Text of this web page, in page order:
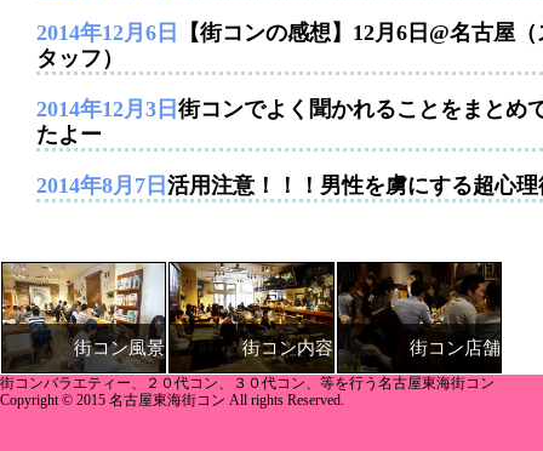
2014年12月6日
【街コンの感想】12月6日@名古屋（
タッフ）
2014年12月3日 街コンでよく聞かれることをまとめ
たよー
2014年8月7日 活用注意！！！男性を虜にする超心理
街コン風景 街コン内容 街コン店舗
街コンバラエティー、２０代コン、３０代コン、等を行う名古屋東海街コン
Copyright © 2015 名古屋東海街コン All rights Reserved.